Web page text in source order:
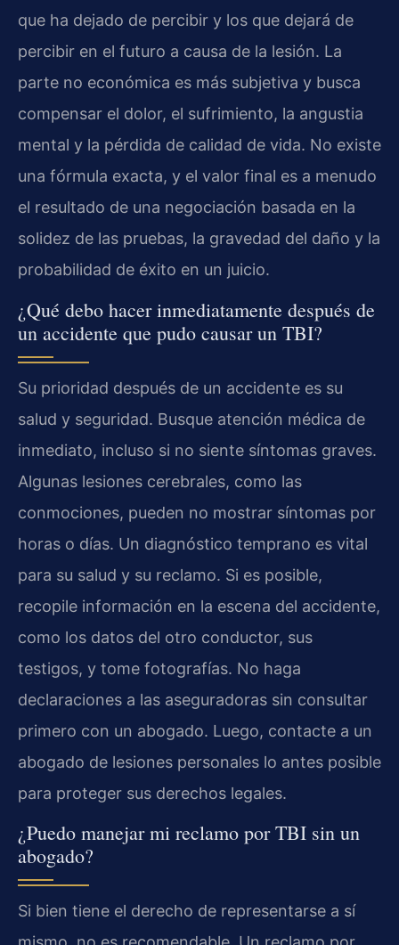
que ha dejado de percibir y los que dejará de
percibir en el futuro a causa de la lesión. La
parte no económica es más subjetiva y busca
compensar el dolor, el sufrimiento, la angustia
mental y la pérdida de calidad de vida. No existe
una fórmula exacta, y el valor final es a menudo
el resultado de una negociación basada en la
solidez de las pruebas, la gravedad del daño y la
probabilidad de éxito en un juicio.
¿Qué debo hacer inmediatamente después de
un accidente que pudo causar un TBI?
Su prioridad después de un accidente es su
salud y seguridad. Busque atención médica de
inmediato, incluso si no siente síntomas graves.
Algunas lesiones cerebrales, como las
conmociones, pueden no mostrar síntomas por
horas o días. Un diagnóstico temprano es vital
para su salud y su reclamo. Si es posible,
recopile información en la escena del accidente,
como los datos del otro conductor, sus
testigos, y tome fotografías. No haga
declaraciones a las aseguradoras sin consultar
primero con un abogado. Luego, contacte a un
abogado de lesiones personales lo antes posible
para proteger sus derechos legales.
¿Puedo manejar mi reclamo por TBI sin un
abogado?
Si bien tiene el derecho de representarse a sí